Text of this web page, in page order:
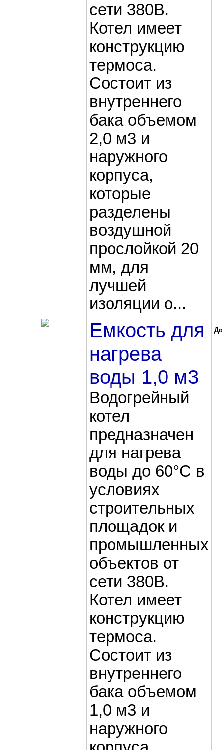
сети 380В.
Котел имеет
конструкцию
термоса.
Состоит из
внутреннего
бака объемом
2,0 м3 и
наружного
корпуса,
которые
разделены
воздушной
прослойкой 20
мм, для
лучшей
изоляции о...
Емкость для
нагрева
воды 1,0 м3
Водогрейный
котел
предназначен
для нагрева
воды до 60°C в
условиях
строительных
площадок и
промышленных
объектов от
сети 380В.
Котел имеет
конструкцию
термоса.
Состоит из
внутреннего
бака объемом
1,0 м3 и
наружного